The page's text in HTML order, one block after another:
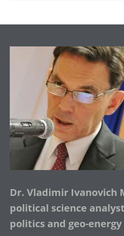
Dr. Vladimir Ivanovich
political science
politics and geo-